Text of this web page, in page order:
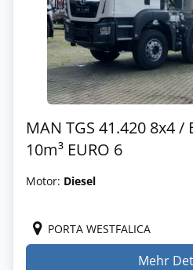
MAN TGS 41.420 8x4 /
10m³ EURO 6
Motor: Diesel
PORTA WESTFALICA
Mehr